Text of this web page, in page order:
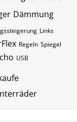
Dämmung
Links
Regeln Spiegel
USB